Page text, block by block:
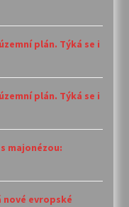
plán. Týká se i
plán. Týká se i
majonézou:
nové evropské